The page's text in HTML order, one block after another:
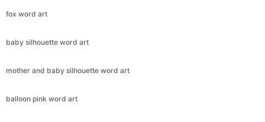
fox word art
baby silhouette word art
mother and baby silhouette word art
balloon pink word art